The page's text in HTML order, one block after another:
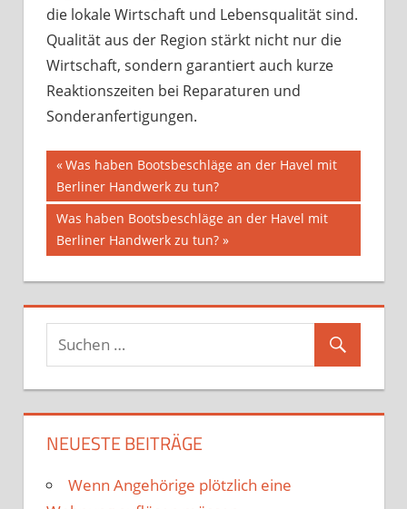
die lokale Wirtschaft und Lebensqualität sind.
Qualität aus der Region stärkt nicht nur die
Wirtschaft, sondern garantiert auch kurze
Reaktionszeiten bei Reparaturen und
Sonderanfertigungen.
Beitragsnavigation
Vorheriger
Beitrag:
Was haben Bootsbeschläge an der Havel mit
Berliner Handwerk zu tun?
Nächster
Beitrag:
Was haben Bootsbeschläge an der Havel mit
Berliner Handwerk zu tun?
NEUESTE BEITRÄGE
Wenn Angehörige plötzlich eine